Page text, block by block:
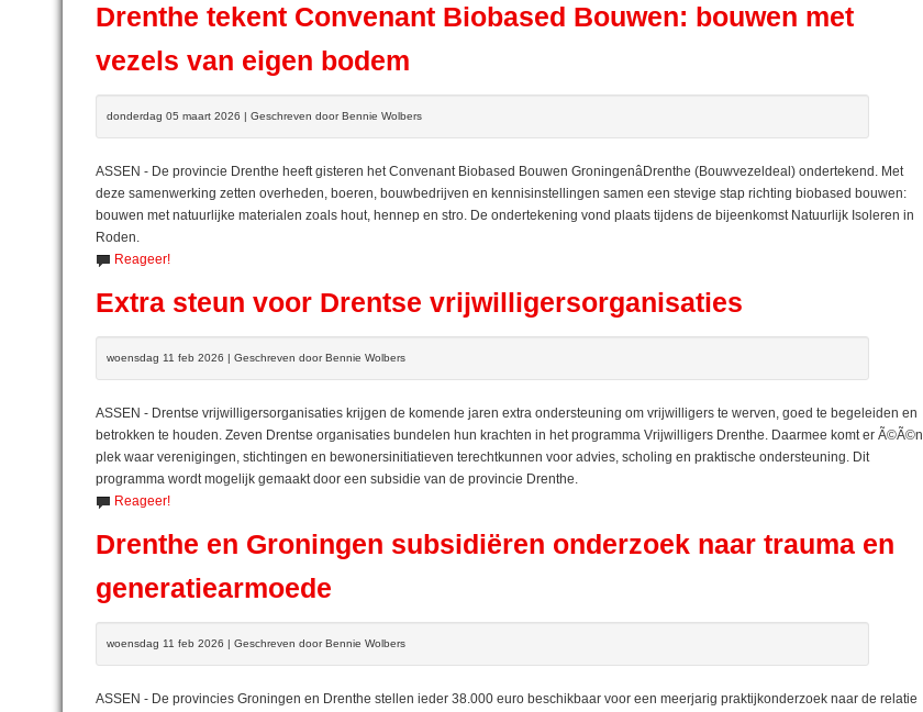
Drenthe tekent Convenant Biobased Bouwen: bouwen met
vezels van eigen bodem
donderdag 05 maart 2026 | Geschreven door Bennie Wolbers
ASSEN - De provincie Drenthe heeft gisteren het Convenant Biobased Bouwen GroningenâDrenthe (Bouwvezeldeal) ondertekend. Met
deze samenwerking zetten overheden, boeren, bouwbedrijven en kennisinstellingen samen een stevige stap richting biobased bouwen:
bouwen met natuurlijke materialen zoals hout, hennep en stro. De ondertekening vond plaats tijdens de bijeenkomst Natuurlijk Isoleren in
Roden.
Reageer!
Extra steun voor Drentse vrijwilligersorganisaties
woensdag 11 feb 2026 | Geschreven door Bennie Wolbers
ASSEN - Drentse vrijwilligersorganisaties krijgen de komende jaren extra ondersteuning om vrijwilligers te werven, goed te begeleiden en
betrokken te houden. Zeven Drentse organisaties bundelen hun krachten in het programma Vrijwilligers Drenthe. Daarmee komt er Ã©Ã©n
plek waar verenigingen, stichtingen en bewonersinitiatieven terechtkunnen voor advies, scholing en praktische ondersteuning. Dit
programma wordt mogelijk gemaakt door een subsidie van de provincie Drenthe.
Reageer!
Drenthe en Groningen subsidiëren onderzoek naar trauma en
generatiearmoede
woensdag 11 feb 2026 | Geschreven door Bennie Wolbers
ASSEN - De provincies Groningen en Drenthe stellen ieder 38.000 euro beschikbaar voor een meerjarig praktijkonderzoek naar de relatie